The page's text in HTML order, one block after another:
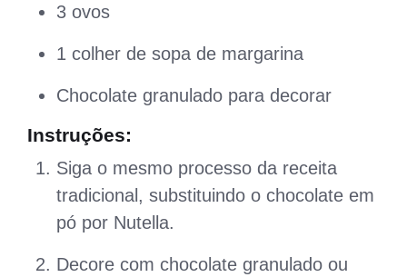
3 ovos
1 colher de sopa de margarina
Chocolate granulado para decorar
Instruções:
Siga o mesmo processo da receita
tradicional, substituindo o chocolate em
pó por Nutella.
Decore com chocolate granulado ou